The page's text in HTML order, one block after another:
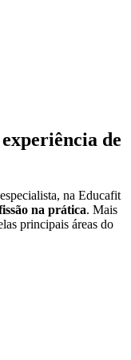
de
na Educafit
na prática. Mais
principais áreas do